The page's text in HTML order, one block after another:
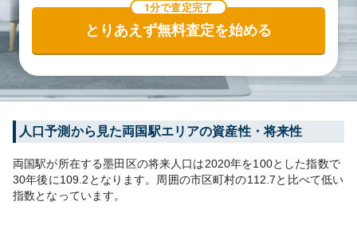
1分で査定完了
とりあえず無料査定を始める
人口予測から見た両国駅エリアの資産性・将来性
両国駅が所在する墨田区の将来人口は2020年を100とした指数で
30年後に109.2 となります。 周囲の市区町村の112.7と比べて低い
指数となっています。